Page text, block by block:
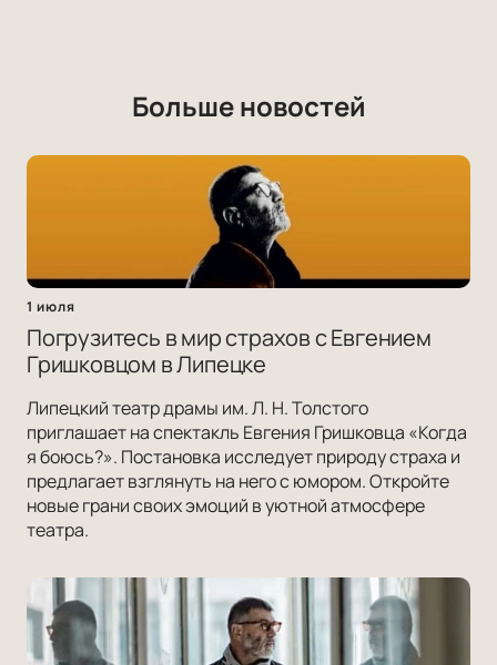
Больше новостей
1 июля
Погрузитесь в мир страхов с Евгением
Гришковцом в Липецке
Липецкий театр драмы им. Л. Н. Толстого
приглашает на спектакль Евгения Гришковца «Когда
я боюсь?». Постановка исследует природу страха и
предлагает взглянуть на него с юмором. Откройте
новые грани своих эмоций в уютной атмосфере
театра.